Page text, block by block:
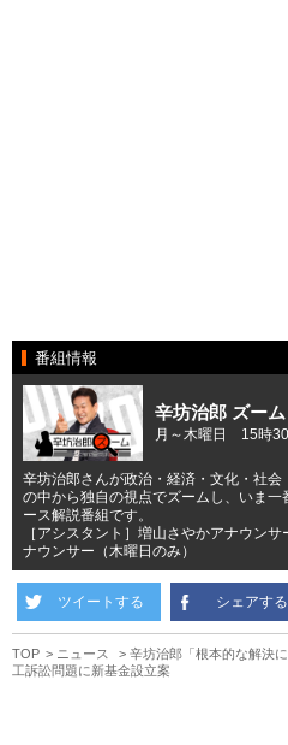
番組情報
辛坊治郎 ズー
月～木曜日 15時
辛坊治郎さんが政治・経済・文化・社
の中から独自の視点でズームし、いま一
ース解説番組です。
［アシスタント］増山さやかアナウン
ナウンサー（木曜日のみ）
ツイートする シェアする
TOP ニュース
辛坊治郎「根本的な解決
工訴訟問題に新基金設立案